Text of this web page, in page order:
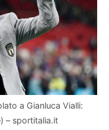
a Gianluca Vialli:
– sportitalia.it